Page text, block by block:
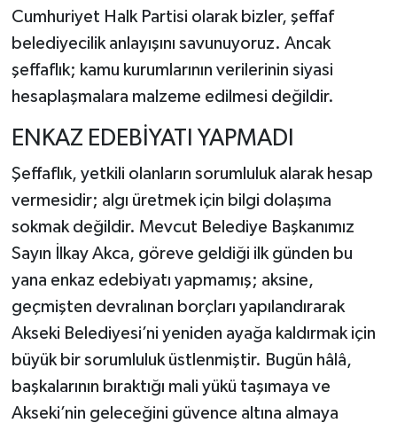
Cumhuriyet Halk Partisi olarak bizler, şeffaf
belediyecilik anlayışını savunuyoruz. Ancak
şeffaflık; kamu kurumlarının verilerinin siyasi
hesaplaşmalara malzeme edilmesi değildir.
ENKAZ EDEBİYATI YAPMADI
Şeffaflık, yetkili olanların sorumluluk alarak hesap
vermesidir; algı üretmek için bilgi dolaşıma
sokmak değildir. Mevcut Belediye Başkanımız
Sayın İlkay Akca, göreve geldiği ilk günden bu
yana enkaz edebiyatı yapmamış; aksine,
geçmişten devralınan borçları yapılandırarak
Akseki Belediyesi’ni yeniden ayağa kaldırmak için
büyük bir sorumluluk üstlenmiştir. Bugün hâlâ,
başkalarının bıraktığı mali yükü taşımaya ve
Akseki’nin geleceğini güvence altına almaya